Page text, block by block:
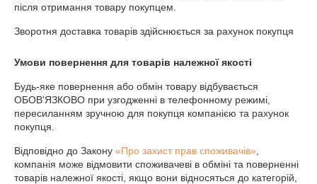
після отримання товару покупцем.
Зворотня доставка товарів здійснюється за рахунок покупця
Умови повернення для товарів належної якості
Будь-яке повернення або обмін товару відбувається
ОБОВ'ЯЗКОВО при узгодженні в телефонному режимі,
пересиланням зручною для покупця компанією та рахунок
покупця.
Відповідно до Закону «Про захист прав споживачів»
компанія може відмовити споживачеві в обміні та поверненні
товарів належної якості, якщо вони відносяться до категорій,